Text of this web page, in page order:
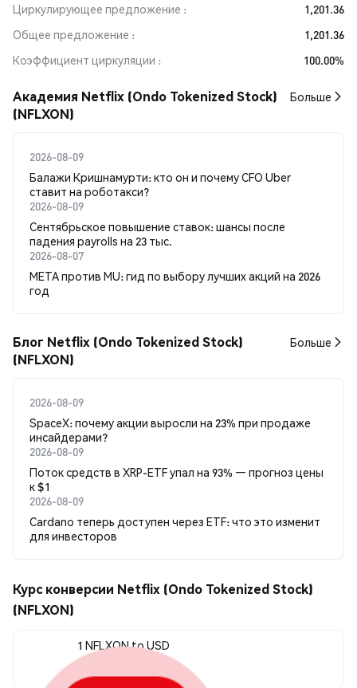
Циркулирующее предложение
1,201.36
Общее предложение
1,201.36
Коэффициент циркуляции
100.00%
Академия Netflix (Ondo Tokenized Stock)
(NFLXON)
Больше
2026-08-09
Балажи Кришнамурти: кто он и почему CFO Uber
ставит на роботакси?
2026-08-09
Сентябрьское повышение ставок: шансы после
падения payrolls на 23 тыс.
2026-08-07
META против MU: гид по выбору лучших акций на 2026
год
Блог Netflix (Ondo Tokenized Stock)
(NFLXON)
Больше
2026-08-09
SpaceX: почему акции выросли на 23% при продаже
инсайдерами?
2026-08-09
Поток средств в XRP-ETF упал на 93% — прогноз цены
к $1
2026-08-09
Cardano теперь доступен через ETF: что это изменит
для инвесторов
Курс конверсии Netflix (Ondo Tokenized Stock)
(NFLXON)
1 NFLXON to USD
$741.01